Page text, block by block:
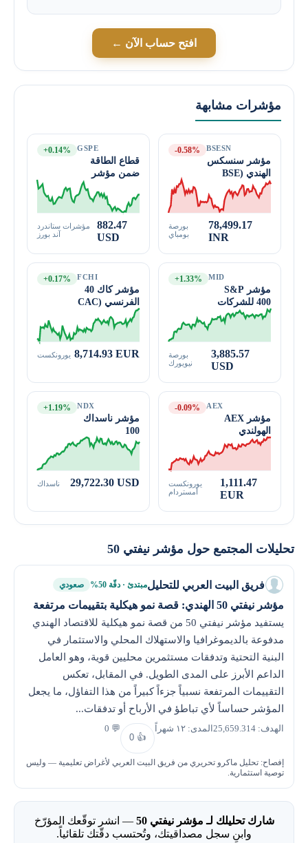
افتح حساب الآن ←
مؤشرات مشابهة
BSESN
مؤشر سنسكس
الهندي (BSE
Sensex)
-0.58%
78,499.17
INR
بورصة
بومباي
GSPE
قطاع الطاقة
ضمن مؤشر
+0.14%
882.47
USD
مؤشرات ستاندرد
آند بورز
MID
مؤشر S&P
400 للشركات
المتوسطة
+1.33%
3,885.57
USD
بورصة
نيويورك
FCHI
مؤشر كاك 40
الفرنسي (CAC
40)
+0.17%
8,714.93 EUR يورونكست
AEX
مؤشر AEX
الهولندي
-0.09%
1,111.47
EUR
يورونكست
أمستردام
NDX
مؤشر ناسداك
100
+1.19%
29,722.30 USD ناسداك
تحليلات المجتمع حول مؤشر نيفتي 50
فريق البيت العربي للتحليلمبتدئ · دقّة 50% صعودي
مؤشر نيفتي 50 الهندي: قصة نمو هيكلية بتقييمات مرتفعة
يستفيد مؤشر نيفتي 50 من قصة نمو هيكلية للاقتصاد الهندي
مدفوعة بالديموغرافيا والاستهلاك المحلي والاستثمار في
البنية التحتية وتدفقات مستثمرين محليين قوية، وهو العامل
الداعم الأبرز على المدى الطويل. في المقابل، تعكس
التقييمات المرتفعة نسبياً جزءاً كبيراً من هذا التفاؤل، ما يجعل
المؤشر حساساً لأي تباطؤ في الأرباح أو تدفقات...
الهدف: 25,659.314
المدى: ١٢ شهراً
👍
0
💬 0
إفصاح: تحليل ماكرو تحريري من فريق البيت العربي لأغراض تعليمية — وليس
توصية استثمارية.
شارك تحليلك لـ مؤشر نيفتي 50
— انشر توقّعك المؤرّخ
وابنِ سجل مصداقيتك، وتُحتسب دقّتك تلقائياً.